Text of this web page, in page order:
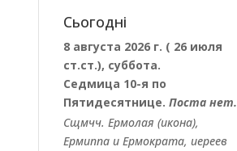
Сьогодні
8 августа 2026 г. ( 26 июля
ст.ст.), суббота.
Седмица 10-я по
Пятидесятнице. Поста нет.
Сщмчч. Ермолая (икона),
Ермиппаи Ермократа, иереев